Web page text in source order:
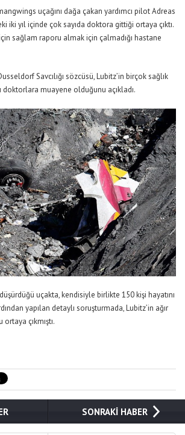
uçağını dağa çakan yardımcı pilot Adreas
iki yıl içinde çok sayıda doktora gittiği ortaya çıktı.
sağlam raporu almak için çalmadığı hastane
Savcılığı sözcüsü, Lubitz’in birçok sağlık
muayene olduğunu açıkladı.
uçakta, kendisiyle birlikte 150 kişi hayatını
yapılan detaylı soruşturmada, Lubitz’in ağır
çıkmıştı.
SONRAKİ HABER